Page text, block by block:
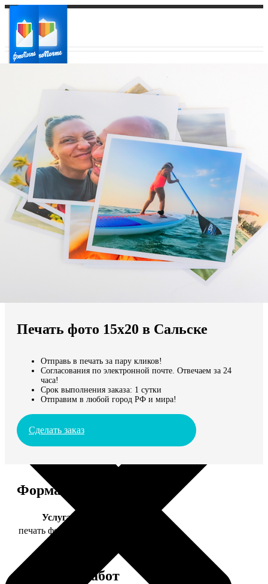
Ваш регион доставки
Выберите из списка:
Мы доставляем по всему миру
Продолжить без города
Печать фото 15х20 в Сальске
Отправь в печать за пару кликов!
Согласования по электронной почте. Отвечаем за 24
часа!
Срок выполнения заказа: 1 сутки
Отправим в любой город РФ и мира!
Сделать заказ
Форматы и цены
Услуга
печать фото 15х20
Примеры работ